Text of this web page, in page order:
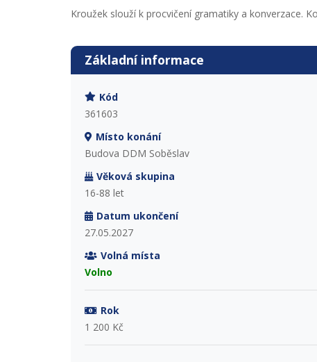
Kroužek slouží k procvičení gramatiky a konverzace.
Základní informace
Kód
361603
Místo konání
Budova DDM Soběslav
Věková skupina
16-88 let
Datum ukončení
27.05.2027
Volná místa
Volno
Rok
1 200 Kč